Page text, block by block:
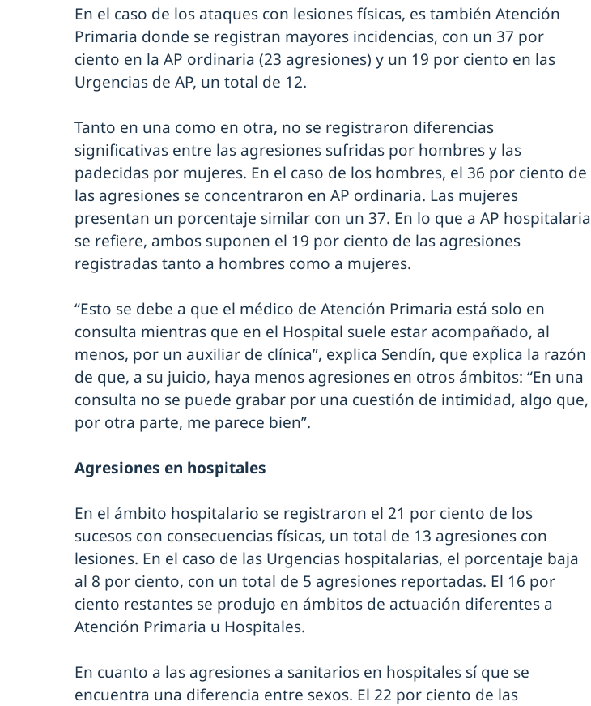
En el caso de los ataques con lesiones físicas, es también Atención
Primaria donde se registran mayores incidencias, con un 37 por
ciento en la AP ordinaria (23 agresiones) y un 19 por ciento en las
Urgencias de AP, un total de 12.
Tanto en una como en otra, no se registraron diferencias
significativas entre las agresiones sufridas por hombres y las
padecidas por mujeres. En el caso de los hombres, el 36 por ciento de
las agresiones se concentraron en AP ordinaria. Las mujeres
presentan un porcentaje similar con un 37. En lo que a AP hospitalaria
se refiere, ambos suponen el 19 por ciento de las agresiones
registradas tanto a hombres como a mujeres.
“Esto se debe a que el médico de Atención Primaria está solo en
consulta mientras que en el Hospital suele estar acompañado, al
menos, por un auxiliar de clínica”, explica Sendín, que explica la razón
de que, a su juicio, haya menos agresiones en otros ámbitos: “En una
consulta no se puede grabar por una cuestión de intimidad, algo que,
por otra parte, me parece bien”.
Agresiones en hospitales
En el ámbito hospitalario se registraron el 21 por ciento de los
sucesos con consecuencias físicas, un total de 13 agresiones con
lesiones. En el caso de las Urgencias hospitalarias, el porcentaje baja
al 8 por ciento, con un total de 5 agresiones reportadas. El 16 por
ciento restantes se produjo en ámbitos de actuación diferentes a
Atención Primaria u Hospitales.
En cuanto a las agresiones a sanitarios en hospitales sí que se
encuentra una diferencia entre sexos. El 22 por ciento de las